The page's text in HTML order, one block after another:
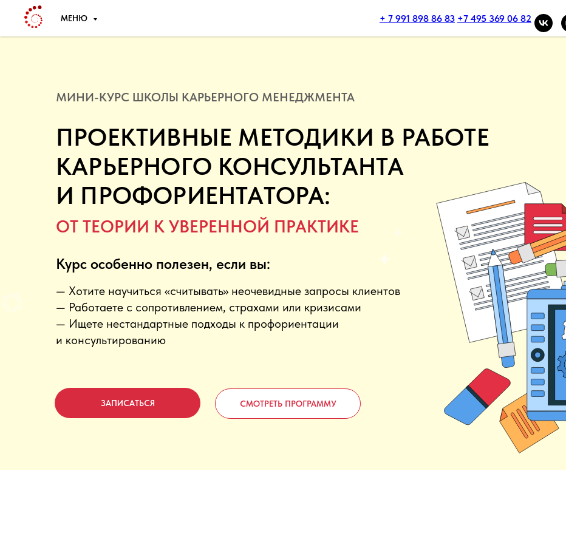
МЕНЮ + 7 991 898 86 83 +7 495 369 06 82
ОТ ТЕОРИИ К УВЕРЕННОЙ ПРАКТИКЕ
ПРОЕКТИВНЫЕ МЕТОДИКИ В РАБОТЕ
КАРЬЕРНОГО КОНСУЛЬТАНТА
И ПРОФОРИЕНТАТОРА:
МИНИ-КУРС ШКОЛЫ КАРЬЕРНОГО МЕНЕДЖМЕНТА
Курс особенно полезен, если вы:
— Хотите научиться «считывать» неочевидные запросы клиентов
— Работаете с сопротивлением, страхами или кризисами
— Ищете нестандартные подходы к профориентации
и консультированию
СМОТРЕТЬ ПРОГРАММУ
ЗАПИСАТЬСЯ